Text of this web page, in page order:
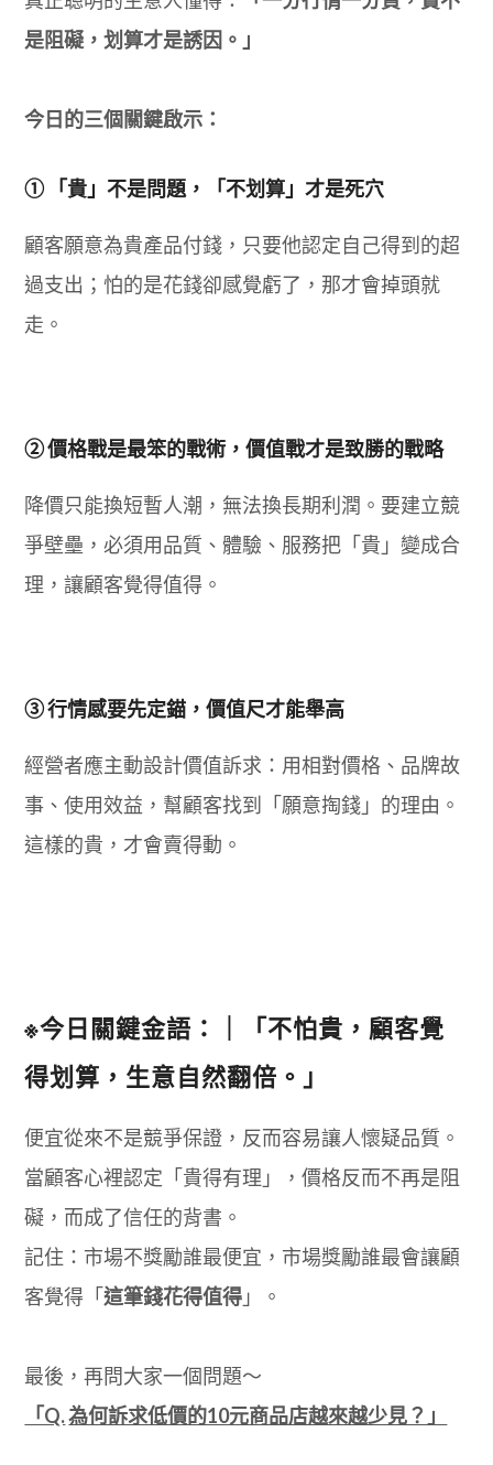
是阻礙，划算才是誘因。」
今日的三個關鍵啟示：
① 「貴」不是問題，「不划算」才是死穴
顧客願意為貴產品付錢，只要他認定自己得到的超
過支出；怕的是花錢卻感覺虧了，那才會掉頭就
走。
② 價格戰是最笨的戰術，價值戰才是致勝的戰略
降價只能換短暫人潮，無法換長期利潤。要建立競
爭壁壘，必須用品質、體驗、服務把「貴」變成合
理，讓顧客覺得值得。
③ 行情感要先定錨，價值尺才能舉高
經營者應主動設計價值訴求：用相對價格、品牌故
事、使用效益，幫顧客找到「願意掏錢」的理由。
這樣的貴，才會賣得動。
※今日關鍵金語：｜「不怕貴，顧客覺
得划算，生意自然翻倍。」
便宜從來不是競爭保證，反而容易讓人懷疑品質。
當顧客心裡認定「貴得有理」，價格反而不再是阻
礙，而成了信任的背書。
記住：市場不獎勵誰最便宜，市場獎勵誰最會讓顧
客覺得「這筆錢花得值得 」。
最後，再問大家一個問題～
「Q.為何訴求低價的10元商品店越來越少見？」